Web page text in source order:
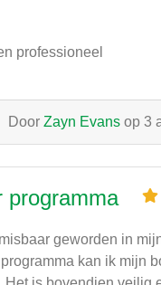
professioneel
Door Zayn Evans op 3
programma
geworden in
kan ik mijn